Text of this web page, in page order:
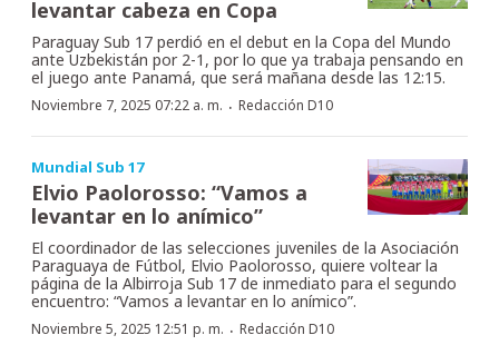
levantar cabeza en Copa
Paraguay Sub 17 perdió en el debut en la Copa del Mundo
ante Uzbekistán por 2-1, por lo que ya trabaja pensando en
el juego ante Panamá, que será mañana desde las 12:15.
Noviembre 7, 2025 07:22 a. m. · Redacción D10
Mundial Sub 17
Elvio Paolorosso: “Vamos a
levantar en lo anímico”
El coordinador de las selecciones juveniles de la Asociación
Paraguaya de Fútbol, Elvio Paolorosso, quiere voltear la
página de la Albirroja Sub 17 de inmediato para el segundo
encuentro: “Vamos a levantar en lo anímico”.
Noviembre 5, 2025 12:51 p. m. · Redacción D10